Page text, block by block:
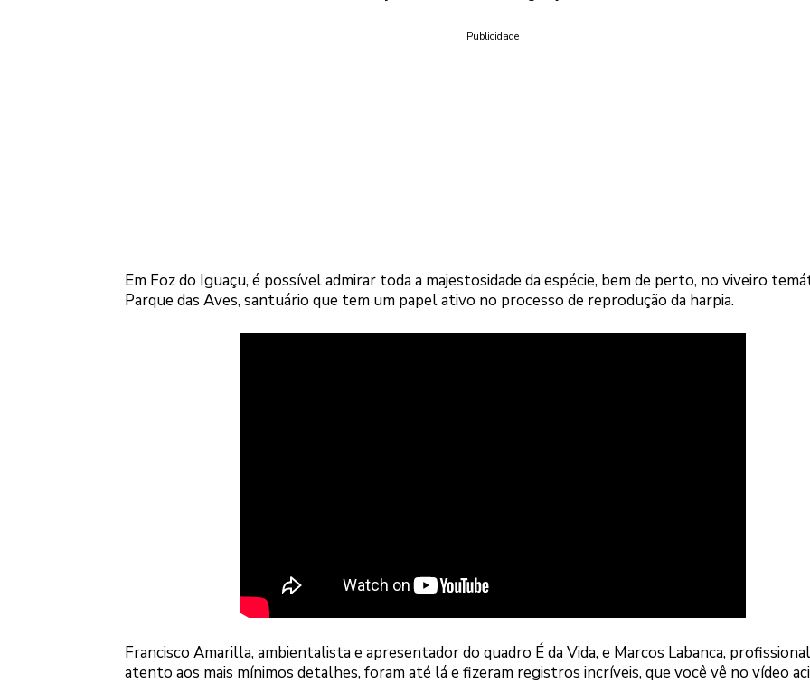
Publicidade
Em Foz do Iguaçu, é possível admirar toda a majestosidade da espécie, bem de perto, no viveiro
Parque das Aves, santuário que tem um papel ativo no processo de reprodução da harpia.
Francisco Amarilla, ambientalista e apresentador do quadro É da Vida, e Marcos Labanca, profissional
atento aos mais mínimos detalhes, foram até lá e fizeram registros incríveis, que você vê no vídeo